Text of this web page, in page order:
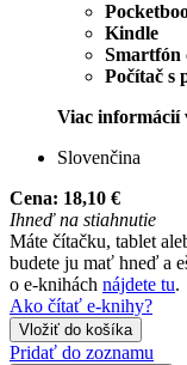
Kindle
Smartfón
Počítač s
Viac informácií
Slovenčina
Cena: 18,10 €
Ihneď na stiahnutie
Máte čítačku, tablet
budete ju mať hneď a
o e-knihách nájdete tu.
Ako čítať e-knihy?
Vložiť do košíka
Pridať do zoznamu